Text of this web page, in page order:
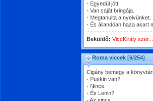
- Egyedül jött.
- Van saját bringája.
- Megtanulta a nyelvünket.
- És állandóan haza akart
Beküldő: ViccKirály szer...
Roma viccek [6/254]
Cigány bemegy a
- Puskin van?
- Nincs.
- És Lenin?